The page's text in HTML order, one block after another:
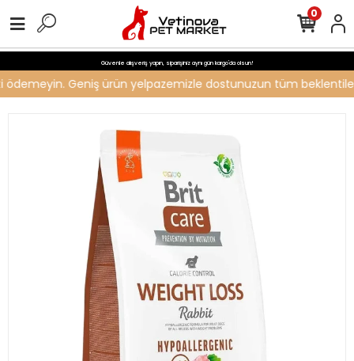
Güvenle alışveriş yapın, siparişiniz aynı gün kargo'da olsun!
Geniş ürün yelpazemizle dostunuzun tüm
0